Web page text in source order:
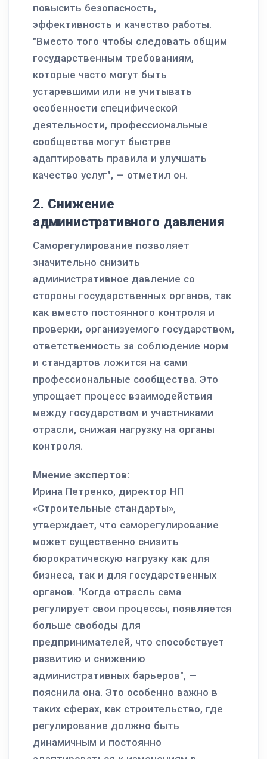
повысить безопасность,
эффективность и качество работы.
"Вместо того чтобы следовать общим
государственным требованиям,
которые часто могут быть
устаревшими или не учитывать
особенности специфической
деятельности, профессиональные
сообщества могут быстрее
адаптировать правила и улучшать
качество услуг", — отметил он.
2. Снижение
административного давления
Саморегулирование позволяет
значительно снизить
административное давление со
стороны государственных органов, так
как вместо постоянного контроля и
проверки, организуемого государством,
ответственность за соблюдение норм
и стандартов ложится на сами
профессиональные сообщества. Это
упрощает процесс взаимодействия
между государством и участниками
отрасли, снижая нагрузку на органы
контроля.
Мнение экспертов:
Ирина Петренко, директор НП
«Строительные стандарты»,
утверждает, что саморегулирование
может существенно снизить
бюрократическую нагрузку как для
бизнеса, так и для государственных
органов. "Когда отрасль сама
регулирует свои процессы, появляется
больше свободы для
предпринимателей, что способствует
развитию и снижению
административных барьеров", —
пояснила она. Это особенно важно в
таких сферах, как строительство, где
регулирование должно быть
динамичным и постоянно